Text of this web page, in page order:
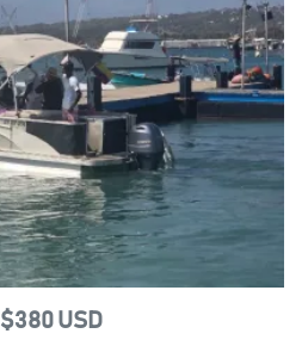
$380 USD